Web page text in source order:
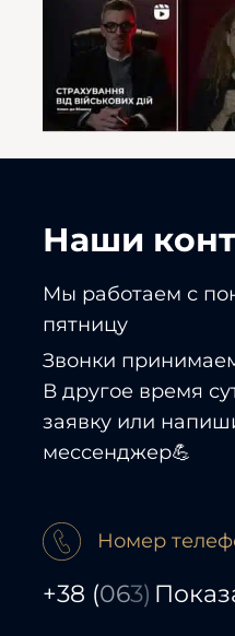
Наши
Мы работаем с
пятницу
Звонки
В другое время
заявку или
мессенджер💪
Номер
+38 (063)